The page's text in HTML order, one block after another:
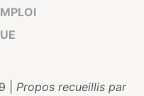
| Propos recueillis par